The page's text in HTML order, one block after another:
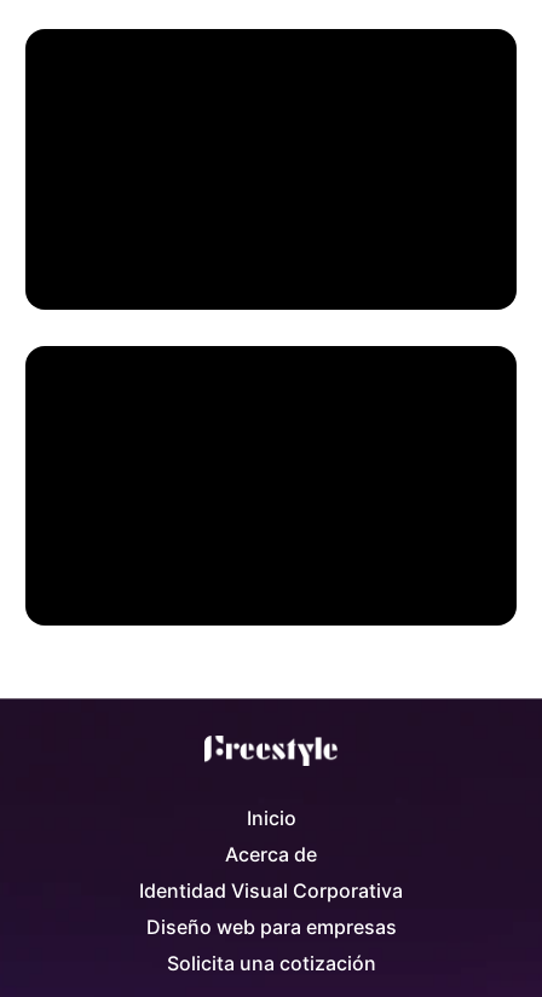
Inicio
Acerca de
Identidad Visual Corporativa
Diseño web para empresas
Solicita una cotización